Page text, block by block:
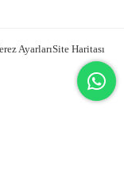
AyarlarıSite Haritası